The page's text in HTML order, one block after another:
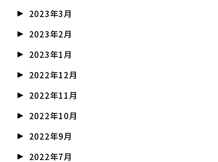
2023年3月
2023年2月
2023年1月
2022年12月
2022年11月
2022年10月
2022年9月
2022年7月